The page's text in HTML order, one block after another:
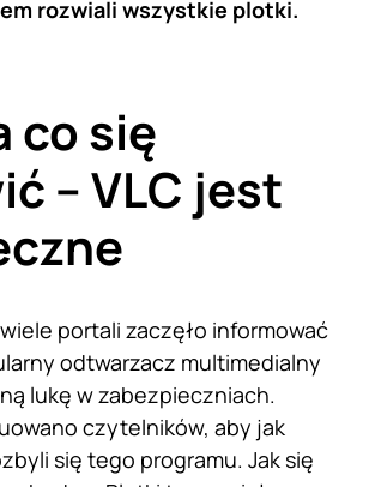
rozwiali wszystkie plotki.
co się
– VLC jest
portali zaczęło informować
odtwarzacz multimedialny
lukę w zabezpieczniach.
czytelników, aby jak
się tego programu. Jak się